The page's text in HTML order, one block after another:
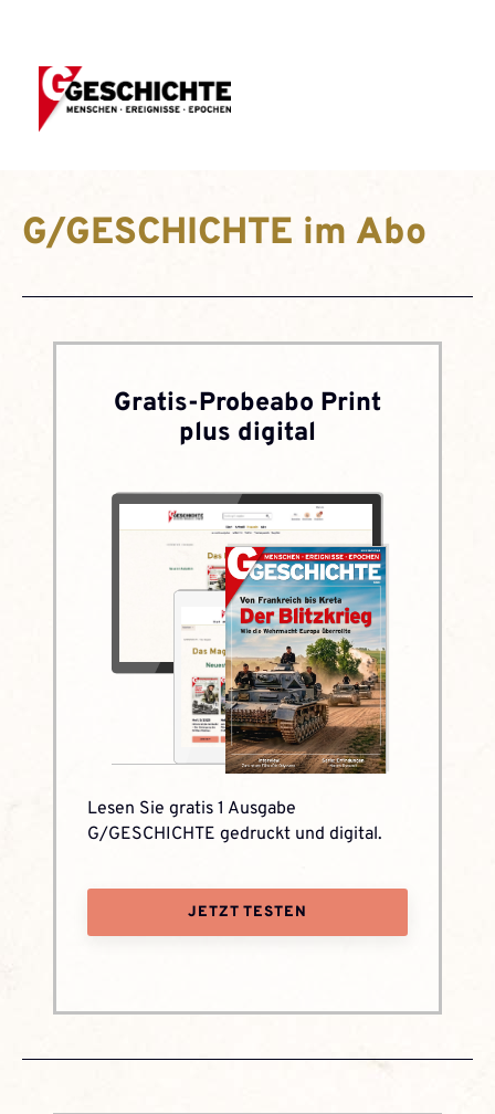
G/GESCHICHTE im Abo
Gratis-Probeabo Print
plus digital
Lesen Sie gratis 1 Ausgabe
G/GESCHICHTE gedruckt und digital.
JETZT TESTEN